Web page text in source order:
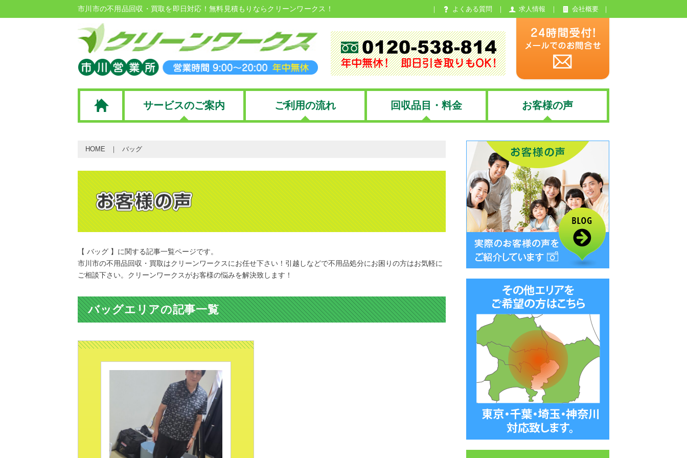
市川市の不用品回収・買取を即日対応！無料見積もりならクリーンワークス！ よくある質問 求人情報 会社概要
サービスのご案内 ご利用の流れ 回収品目・料金 お客様の声
HOME バッグ
【 バッグ 】に関する記事一覧ページです。
市川市の不用品回収・買取はクリーンワークスにお任せ下さい！引越しなどで不用品処分にお困りの方はお気軽に
ご相談下さい。クリーンワークスがお客様の悩みを解決致します！
バッグエリアの記事一覧